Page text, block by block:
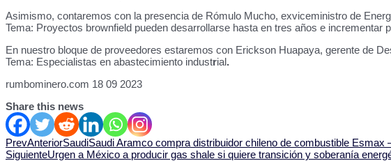
Asimismo, contaremos con la presencia de Rómulo Mucho, exviceministro de
Tema: Proyectos brownfield pueden desarrollarse hasta en tres años e incrementar
En nuestro bloque de proveedores estaremos con Erickson Huapaya, gerente de
Tema: Especialistas en abastecimiento industrial.
rumbominero.com 18 09 2023
Share this news
PrevAnteriorSaudiSaudi Aramco compra distribuidor chileno de combustible Esmax
SiguienteUrgen a México a producir gas shale si quiere transición y soberanía